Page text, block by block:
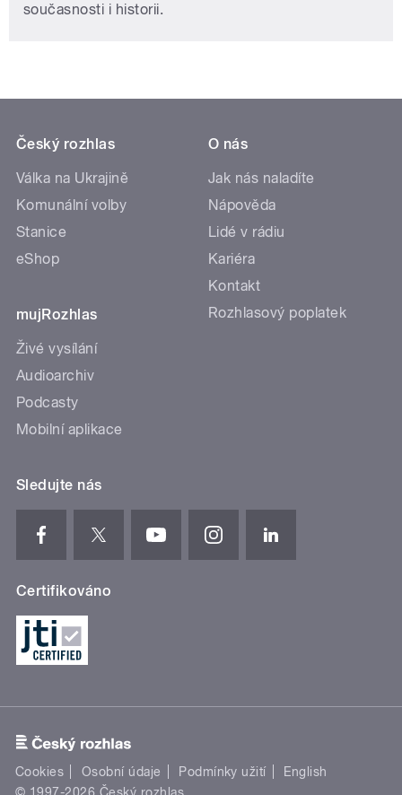
současnosti i historii.
Český rozhlas
Válka na Ukrajině
Komunální volby
Stanice
eShop
mujRozhlas
Živé vysílání
Audioarchiv
Podcasty
Mobilní aplikace
O nás
Jak nás naladíte
Nápověda
Lidé v rádiu
Kariéra
Kontakt
Rozhlasový poplatek
Sledujte nás
Certifikováno
Cookies Osobní údaje Podmínky užití
English